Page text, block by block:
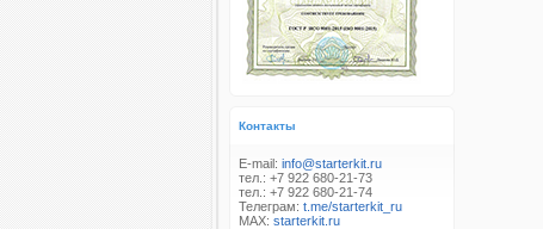
Контакты
E-mail: info@starterkit.ru
тел.: +7 922 680-21-73
тел.: +7 922 680-21-74
Телеграм: t.me/starterkit_ru
MAX: starterkit.ru